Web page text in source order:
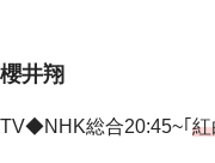
櫻井翔
TV◆NHK総合20:45~｢ 紅